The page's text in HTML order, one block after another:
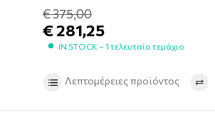
€ 375,00
€ 281,25
IN STOCK – 1 τελευταίο τεμάχιο
Λεπτομέρειες προϊόντος